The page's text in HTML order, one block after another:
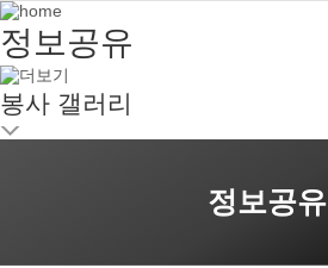
정보공유
봉사 갤러리
정보공유